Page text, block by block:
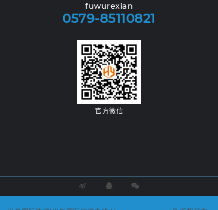
fuwurexian
0579-85110821
官方微信